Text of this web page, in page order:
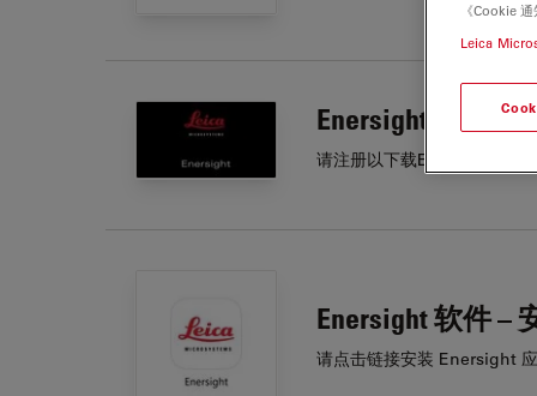
Enersight 软件 -
请注册以下载Enersight软件
Enersight 软件 –
请点击链接安装 Enersight
《Cookie
Leica